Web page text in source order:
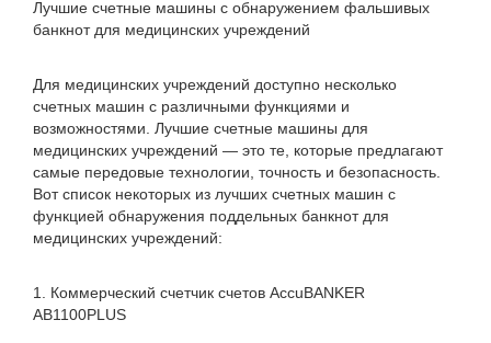
Лучшие счетные машины с обнаружением фальшивых
банкнот для медицинских учреждений
Для медицинских учреждений доступно несколько
счетных машин с различными функциями и
возможностями. Лучшие счетные машины для
медицинских учреждений — это те, которые предлагают
самые передовые технологии, точность и безопасность.
Вот список некоторых из лучших счетных машин с
функцией обнаружения поддельных банкнот для
медицинских учреждений:
1. Коммерческий счетчик счетов AccuBANKER
AB1100PLUS